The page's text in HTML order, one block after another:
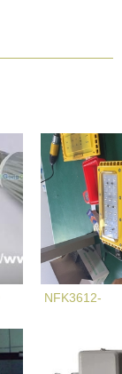
NFK3612-
LED防爆泛